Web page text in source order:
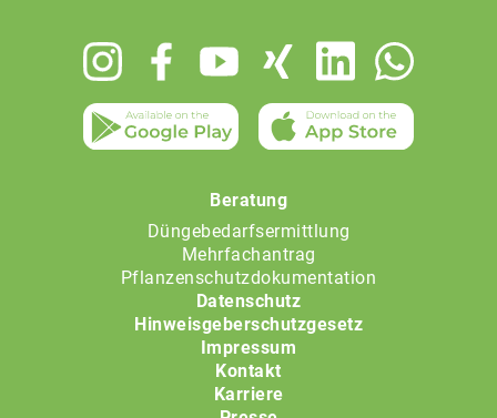
Beratung
Düngebedarfsermittlung
Mehrfachantrag
Pflanzenschutzdokumentation
Datenschutz
Hinweisgeberschutzgesetz
Impressum
Kontakt
Karriere